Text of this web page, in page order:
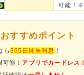
可能！※
おすすめポイント
ら365日間無利息
！
能！ アプリでカードレス！